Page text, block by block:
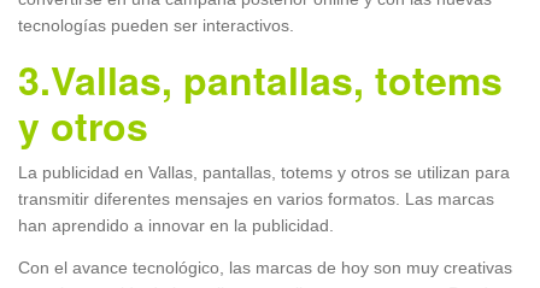
tecnologías pueden ser interactivos.
3.Vallas, pantallas, totems
y otros
La publicidad en Vallas, pantallas, totems y otros se utilizan para
transmitir diferentes mensajes en varios formatos. Las marcas
han aprendido a innovar en la publicidad.
Con el avance tecnológico, las marcas de hoy son muy creativas